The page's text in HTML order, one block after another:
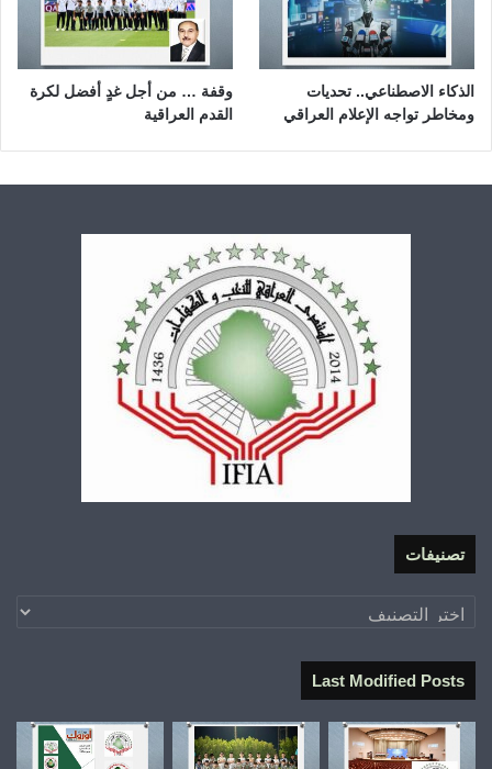
الذكاء الاصطناعي.. تحديات
ومخاطر تواجه الإعلام العراقي
وقفة … من أجل غدٍ أفضل لكرة
القدم العراقية
تصنيفات
تصنيفات
Last Modified Posts